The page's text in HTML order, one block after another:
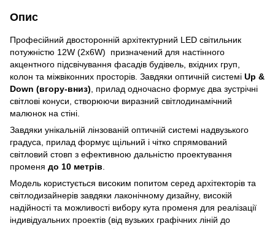
Опис
Професійний двосторонній архітектурний LED світильник
потужністю 12W (2х6W) призначений для настінного
акцентного підсвічування фасадів будівель, вхідних груп,
колон та міжвіконних просторів. Завдяки оптичній системі Up &
Down (вгору-вниз) , прилад одночасно формує два зустрічні
світлові конуси, створюючи виразний світлодинамічний
малюнок на стіні.
Завдяки унікальній лінзованій оптичній системі надвузького
градуса, прилад формує щільний і чітко спрямований
світловий стовп з ефективною дальністю проектування
променя до 10 метрів
Модель користується високим попитом серед архітекторів та
світлодизайнерів завдяки лаконічному дизайну, високій
надійності та можливості вибору кута променя для реалізації
індивідуальних проектів (від вузьких графічних ліній до